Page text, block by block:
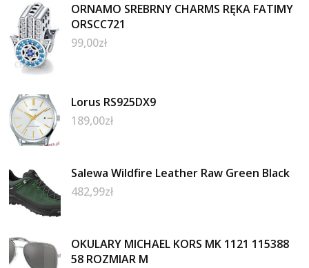
ORNAMO SREBRNY CHARMS RĘKA FATIMY
ORSCC721
99,00zł
Lorus RS925DX9
189,00zł
Salewa Wildfire Leather Raw Green Black
482,99zł
OKULARY MICHAEL KORS MK 1121 115388
58 ROZMIAR M